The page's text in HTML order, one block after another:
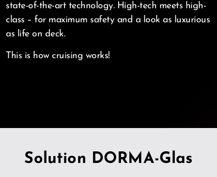
state-of-the-art technology. High-tech meets high-
class – for maximum safety and a look as luxurious
as life on deck.
This is how cruising works!
Solution DORMA-Glas